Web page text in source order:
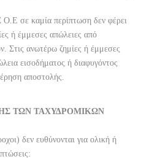
σε καμία περίπτωση δεν φέρει
ή έμμεσες απώλειες από
Στις ανωτέρω ζημίες ή έμμεσες
εισοδήματος ή διαφυγόντος
αποστολής.
ΤΩΝ ΤΑΧΥΔΡΟΜΙΚΩΝ
δεν ευθύνονται για ολική ή